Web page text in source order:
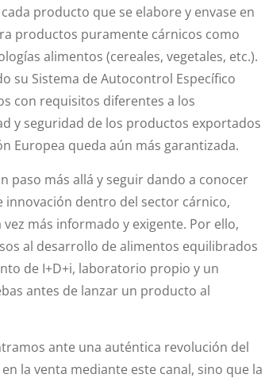
producto que se elabore y envase en
productos puramente cárnicos como
alimentos (cereales, vegetales, etc.).
su Sistema de Autocontrol Específico
con requisitos diferentes a los
y seguridad de los productos exportados
Europea queda aún más garantizada.
paso más allá y seguir dando a conocer
innovación dentro del sector cárnico,
más informado y exigente. Por ello,
al desarrollo de alimentos equilibrados
de I+D+i, laboratorio propio y un
antes de lanzar un producto al
ante una auténtica revolución del
la venta mediante este canal, sino que la